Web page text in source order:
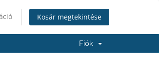
Kosár megtekintése
Fiók